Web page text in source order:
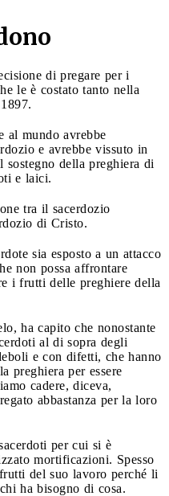
di pregare per i
le è costato tanto nella
al mundo avrebbe
e avrebbe vissuto in
sostegno della preghiera di
e laici.
tra il sacerdozio
di Cristo.
sia esposto a un attacco
non possa affrontare
i frutti delle preghiere della
ha capito che nonostante
al di sopra degli
e con difetti, che hanno
preghiera per essere
cadere, diceva,
abbastanza per la loro
per cui si è
mortificazioni. Spesso
del suo lavoro perché li
ha bisogno di cosa.